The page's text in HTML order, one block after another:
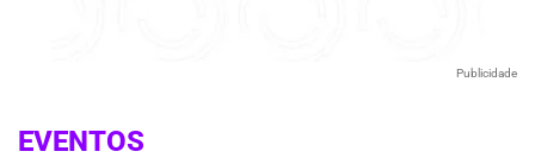
Publicidade
EVENTOS